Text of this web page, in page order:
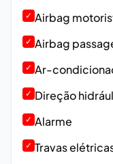
✓ Airbag
✓ Airbag
✓ Ar-
✓ Direção
✓ Alarme
✓ Travas